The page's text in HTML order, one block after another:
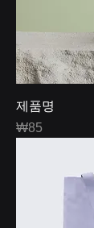
제품명
Price
₩85